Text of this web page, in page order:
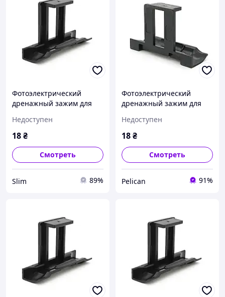
Фотоэлектрический
дренажный зажим для
picnic
Недоступен
18₴
Смотреть
Slim 89%
Фотоэлектрический
дренажный зажим для
pelican
Недоступен
18₴
Смотреть
Pelican 91%